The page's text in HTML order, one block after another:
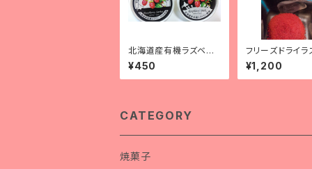
北海道産有機ラズベリ
ーのソルベ or ミル
クアイス（100mlカッ
プ）
¥450
フリーズドライラ
ーパウダー（北
市産有機ラズベ
用）
¥1,200
CATEGORY
焼菓子